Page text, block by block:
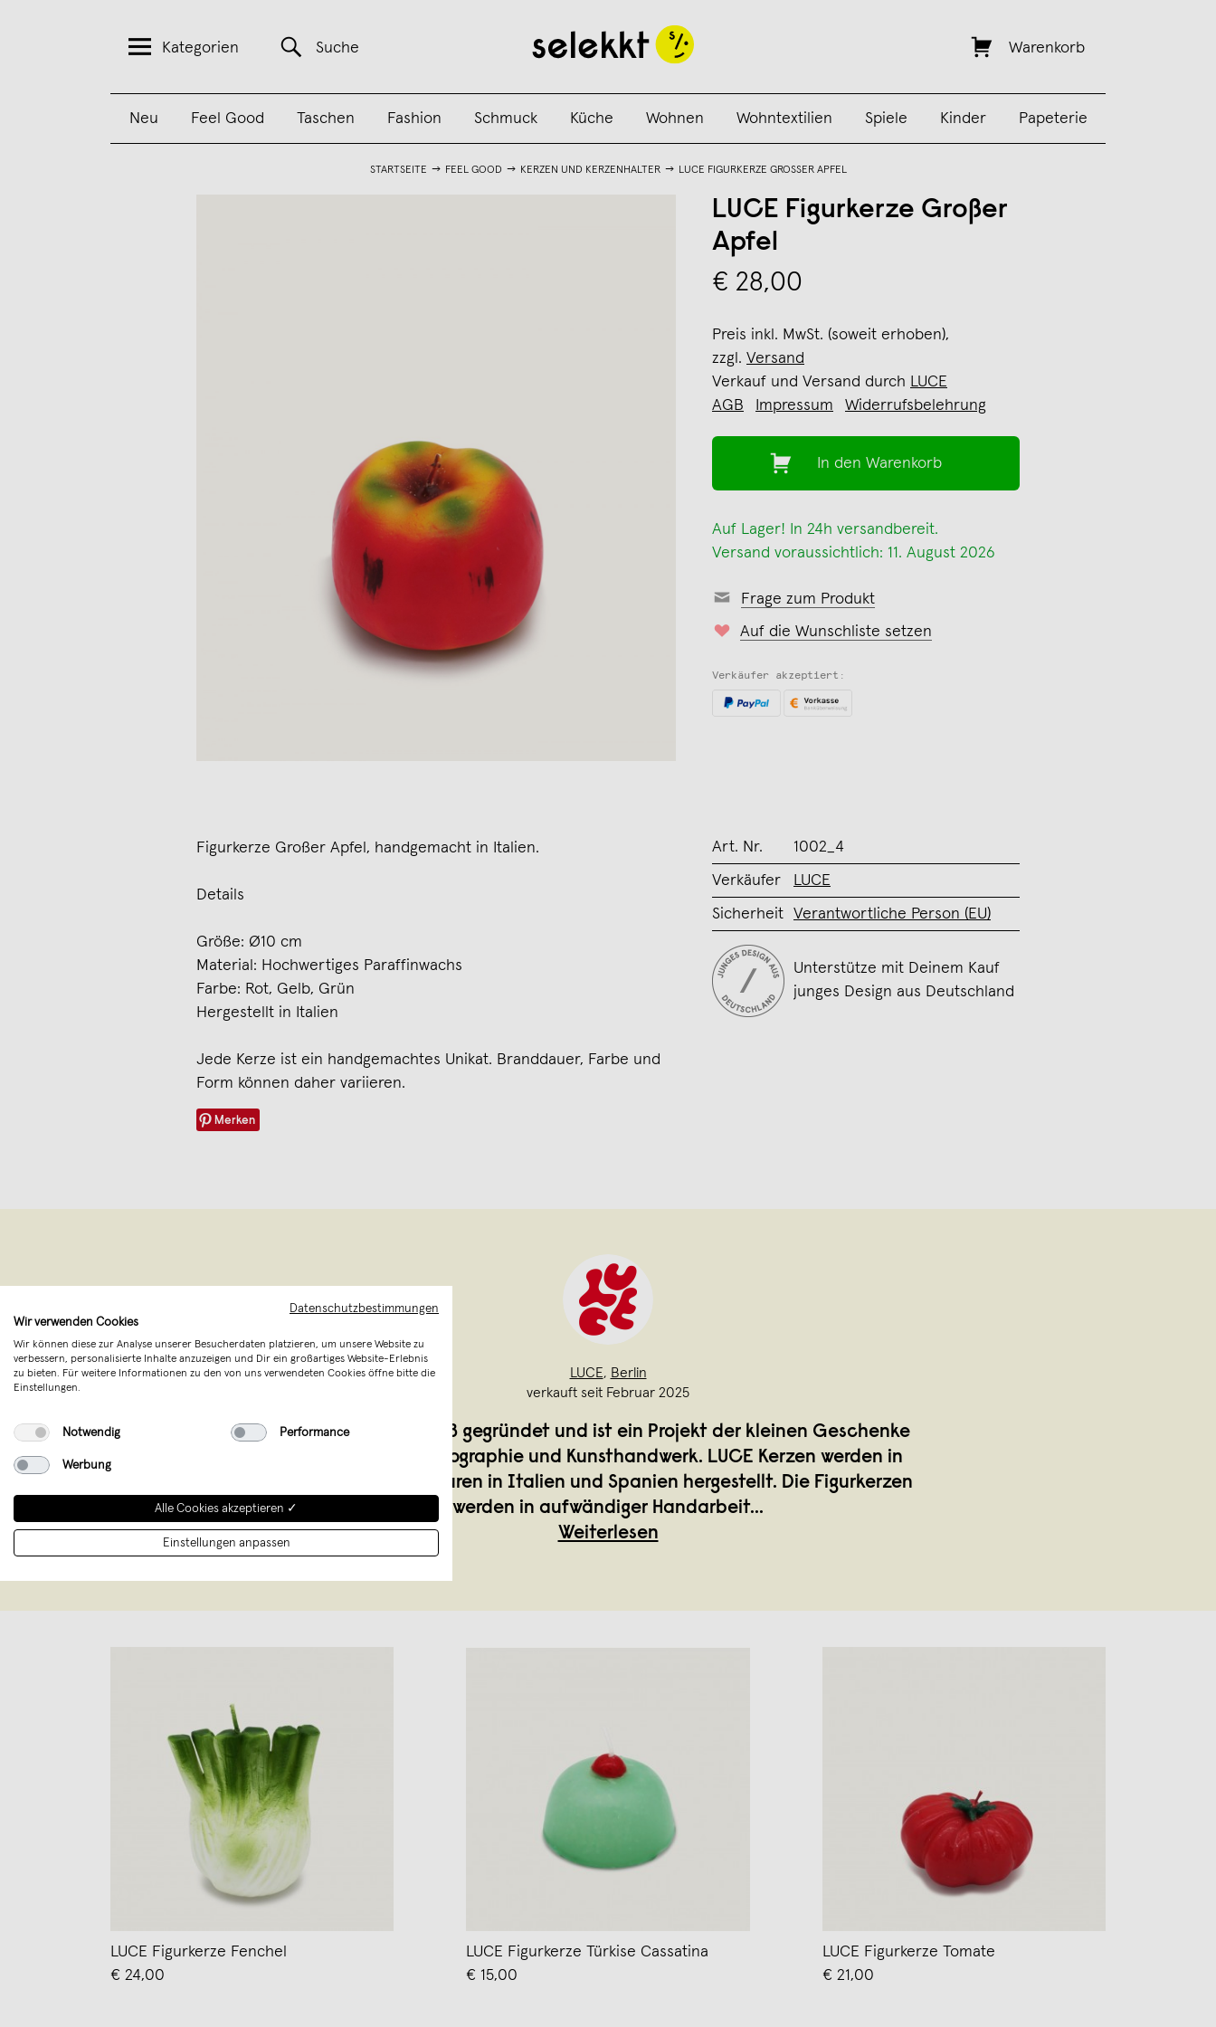
Kategorien Suche Warenkorb
Neu Feel Good Taschen Fashion Schmuck Küche Wohnen Wohntextilien Spiele Kinder Papeterie
STARTSEITE FEEL GOOD KERZEN UND KERZENHALTER LUCE FIGURKERZE GROSSER APFEL
LUCE Figurkerze Großer
Apfel
€ 28,00
Preis inkl. MwSt. (soweit erhoben),
zzgl. Versand
Verkauf und Versand durch LUCE
AGB
Impressum Widerrufsbelehrung
In den Warenkorb
Auf Lager! In 24h versandbereit.
Versand voraussichtlich: 11. August 2026
Frage zum Produkt
Auf die Wunschliste setzen
Verkäufer akzeptiert:
Figurkerze Großer Apfel, handgemacht in Italien.
Details
Größe: Ø10 cm
Material: Hochwertiges Paraffinwachs
Farbe: Rot, Gelb, Grün
Hergestellt in Italien
Jede Kerze ist ein handgemachtes Unikat. Branddauer, Farbe und
Form können daher variieren.
Merken
Art. Nr. 1002_4
Verkäufer LUCE
Sicherheit Verantwortliche Person (EU)
Unterstütze mit Deinem Kauf
junges Design aus Deutschland
LUCE, Berlin
verkauft seit Februar 2025
LUCE wurde 2023 gegründet und ist ein Projekt der kleinen Geschenke
aus Interior, Fotographie und Kunsthandwerk. LUCE Kerzen werden in
Kerzenmanufakturen in Italien und Spanien hergestellt. Die Figurkerzen
werden in aufwändiger Handarbeit...
Weiterlesen
LUCE Figurkerze Fenchel
€ 24,00
LUCE Figurkerze Türkise Cassatina
€ 15,00
LUCE Figurkerze Tomate
€ 21,00
Datenschutzbestimmungen
Wir verwenden Cookies
Wir können diese zur Analyse unserer Besucherdaten platzieren, um unsere Website zu
verbessern, personalisierte Inhalte anzuzeigen und Dir ein großartiges Website-Erlebnis
zu bieten. Für weitere Informationen zu den von uns verwendeten Cookies öffne bitte die
Einstellungen.
Notwendig Performance
Werbung
Alle Cookies akzeptieren ✓
Einstellungen anpassen